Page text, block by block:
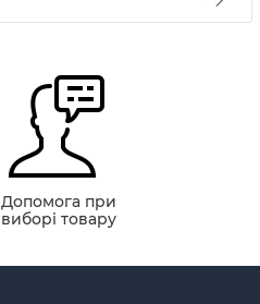
Допомога при
виборі товару